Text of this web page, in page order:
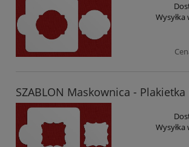
Wysyłka
SZABLON Maskownica - Plakietka
Wysyłka